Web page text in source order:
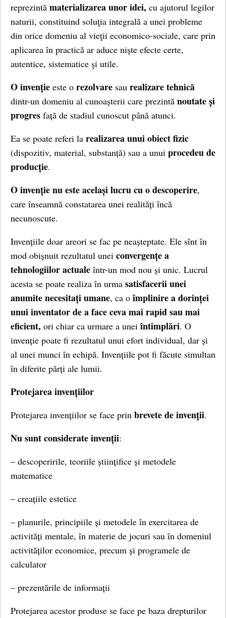
reprezintă materializarea unor idei, cu ajutorul legilor
naturii, constituind soluţia integrală a unei probleme
din orice domeniu al vieţii economico-sociale, care prin
aplicarea în practică ar aduce nişte efecte certe,
autentice, sistematice şi utile.
O invenție este o rezolvare sau realizare tehnică
dintr-un domeniu al cunoașterii care prezintă noutate și
progres față de stadiul cunoscut până atunci.
Ea se poate referi la realizarea unui obiect fizic
(dispozitiv, material, substanță) sau a unui procedeu de
producție.
O invenție nu este același lucru cu o descoperire,
care înseamnă constatarea unei realități încă
necunoscute.
Invențiile doar areori se fac pe neașteptate. Ele sînt în
mod obișnuit rezultatul unei convergențe a
tehnologiilor actuale într-un mod nou și unic. Lucrul
acesta se poate realiza în urma satisfacerii unei
anumite necesitați umane, ca oîmplinire a dorinței
unui inventator de a face ceva mai rapid sau mai
eficient, ori chiar ca urmare a uneiîntimplări. O
invenție poate fi rezultatul unui efort individual, dar și
al unei munci în echipă. Invențiile pot fi făcute simultan
în diferite părți ale lumii.
Protejarea invențiilor
Protejarea invențiilor se face prin brevete de invenții.
Nu sunt considerate invenții:
– descoperirile, teoriile științifice și metodele
matematice
– creațiile estetice
– planurile, principiile și metodele în exercitarea de
activități mentale, în materie de jocuri sau în domeniul
activităților economice, precum și programele de
calculator
– prezentările de informații
Protejarea acestor produse se face pe baza drepturilor